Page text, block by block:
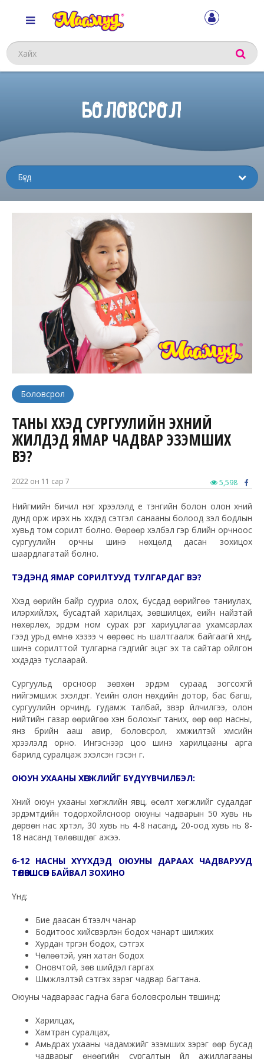
Хайх
БОЛОВСРОЛ
Боловсрол
ТАНЫ ХҮҮХЭД СУРГУУЛИЙН ЭХНИЙ
ЖИЛҮҮДЭД ЯМАР ЧАДВАР ЭЗЭМШИХ
ВЭ?
2022 он 11 сар 7 5,598
Нийгмийн бичил нэг хүрээлэлд үе тэнгийн болон олон хүний
дунд орж ирэх нь хүүхдэд сэтгэл санааны болоод үзэл бодлын
хувьд том сорилт болно. Өөрөөр хэлбэл гэр бүлийн орчноос
сургуулийн орчны шинэ нөхцөлд дасан зохицох
шаардлагатай болно.
ТЭДЭНД ЯМАР СОРИЛТУУД ТУЛГАРДАГ ВЭ?
Хүүхэд өөрийн байр сууриа олох, бусдад өөрийгөө таниулах,
илэрхийлэх, бусадтай харилцах, зөвшилцөх, үеийн найзтай
нөхөрлөх, эрдэм ном сурах үүрэг хариуцлагаа ухамсарлах
гээд урьд өмнө хэзээ ч өөрөөс нь шалтгаалж байгаагүй хүнд,
шинэ сорилттой тулгарна гэдгийг эцэг эх та сайтар ойлгон
хүүхдэдээ туслаарай.
Сургуульд орсноор зөвхөн эрдэм сураад зогсохгүй
нийгэмшиж эхэлдэг. Үеийн олон нөхдийн дотор, бас багш,
сургуулийн орчинд, гудамж талбай, үзвэр үйлчилгээ, олон
нийтийн газар өөрийгөө хэн болохыг таних, өөр өөр насны,
янз бүрийн ааш авир, боловсрол, хүмүүжилтэй хүмүүсийн
хүрээлэлд орно. Ингэснээр цоо шинэ харилцааны арга
барилд суралцаж эхэлсэн гэсэн үг.
ОЮУН УХААНЫ ХӨГЖЛИЙГ БҮДҮҮВЧИЛБЭЛ:
Хүний оюун ухааны хөгжлийн явц, өсөлт хөгжлийг судалдаг
эрдэмтдийн тодорхойлсноор оюуны чадварын 50 хувь нь
дөрвөн нас хүртэл, 30 хувь нь 4-8 насанд, 20-оод хувь нь 8-
18 насанд төлөвшдөг ажээ.
6-12 НАСНЫ ХҮҮХДЭД ОЮУНЫ ДАРААХ ЧАДВАРУУД
ТӨЛӨВШСӨН БАЙВАЛ ЗОХИНО
Үүнд:
Бие даасан бүтээлч чанар
Бодитоос хийсвэрлэн бодох чанарт шилжих
Хурдан түргэн бодох, сэтгэх
Чөлөөтэй, уян хатан бодох
Оновчтой, зөв шийдэл гаргах
Шүүмжлэлтэй сэтгэх зэрэг чадвар багтана.
Оюуны чадвараас гадна бага боловсролын түвшинд:
Харилцах,
Хамтран суралцах,
Амьдрах ухааны чадамжийг эзэмших зэрэг өөр бусад
чадварыг өнөөгийн сургалтын үйл ажиллагааны